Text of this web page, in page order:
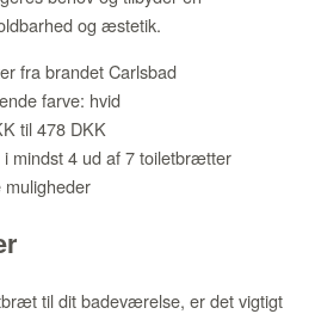
og æstetik.
fra brandet Carlsbad
farve: hvid
til 478 DKK
i mindst 4 ud af 7 toiletbrætter
muligheder
til dit badeværelse, er det vigtigt